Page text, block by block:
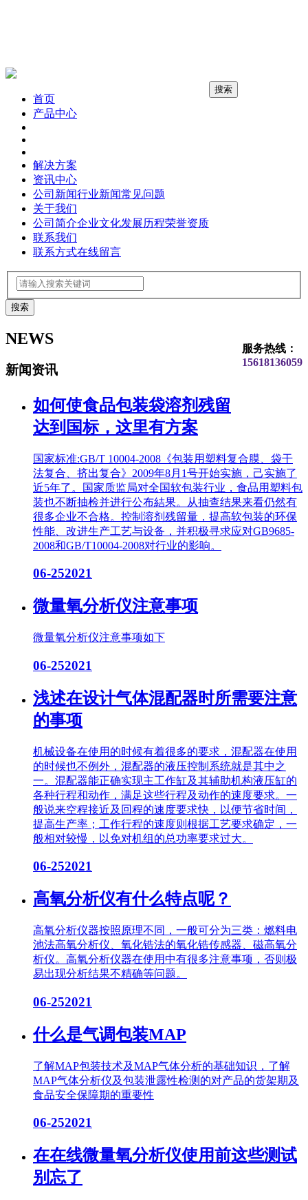
首页
产品中心
解决方案
资讯中心
公司新闻行业新闻常见问题
关于我们
公司简介企业文化发展历程荣誉资质
联系我们
联系方式在线留言
搜索
服务热线：
15618136059
NEWS
新闻资讯
如何使食品包装袋溶剂残留
达到国标，这里有方案
国家标准:GB/T 10004-2008《包装用塑料复合膜、袋干
法复合、挤出复合》2009年8月1号开始实施，己实施了
近5年了。国家质监局对全国软包装行业，食品用塑料包
装也不断抽检并进行公布結果。从抽查结果来看仍然有
很多企业不合格。控制溶剂残留量，提高软包装的环保
性能、改进生产工艺与设备，并积极寻求应对GB9685-
2008和GB/T10004-2008对行业的影响。
06-252021
微量氧分析仪注意事项
微量氧分析仪注意事项如下
06-252021
浅述在设计气体混配器时所需要注意
的事项
机械设备在使用的时候有着很多的要求，混配器在使用
的时候也不例外，混配器的液压控制系统就是其中之
一。混配器能正确实现主工作缸及其辅助机构液压缸的
各种行程和动作，满足这些行程及动作的速度要求。一
般说来空程接近及回程的速度要求快，以便节省时间，
提高生产率；工作行程的速度则根据工艺要求确定，一
般相对较慢，以免对机组的总功率要求过大。
06-252021
高氧分析仪有什么特点呢？
高氧分析仪器按照原理不同，一般可分为三类：燃料电
池法高氧分析仪、氧化锆法的氧化锆传感器、磁高氧分
析仪。高氧分析仪器在使用中有很多注意事项，否则极
易出现分析结果不精确等问题。
06-252021
什么是气调包装MAP
了解MAP包装技术及MAP气体分析的基础知识，了解
MAP气体分析仪及包装泄露性检测的对产品的货架期及
食品安全保障期的重要性
06-252021
在在线微量氧分析仪使用前这些测试
别忘了